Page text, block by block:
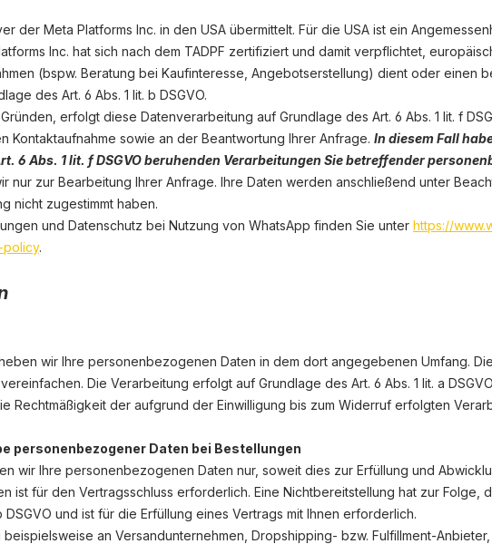
der Meta Platforms Inc. in den USA übermittelt. Für die USA ist ein
Inc. hat sich nach dem TADPF zertifiziert und damit verpflichtet,
(bspw. Beratung bei Kaufinteresse, Angebotserstellung) dient oder einen
des Art. 6 Abs. 1 lit. b DSGVO.
erfolgt diese Datenverarbeitung auf Grundlage des Art. 6 Abs. 1 lit. f
Kontaktaufnahme sowie an der Beantwortung Ihrer Anfrage. In diesem Fall
6 Abs. 1 lit. f DSGVO beruhenden Verarbeitungen Sie betreffender
nur zur Bearbeitung Ihrer Anfrage. Ihre Daten werden anschließend unter
nicht zugestimmt haben.
und Datenschutz bei Nutzung von WhatsApp finden Sie unter https://
policy.
wir Ihre personenbezogenen Daten in dem dort angegebenen Umfang.
Die Verarbeitung erfolgt auf Grundlage des Art. 6 Abs. 1 lit. a
Rechtmäßigkeit der aufgrund der Einwilligung bis zum Widerruf erfolgten
personenbezogener Daten bei Bestellungen
wir Ihre personenbezogenen Daten nur, soweit dies zur Erfüllung und
ist für den Vertragsschluss erforderlich. Eine Nichtbereitstellung hat zur
und ist für die Erfüllung eines Vertrags mit Ihnen erforderlich.
an Versandunternehmen, Dropshipping- bzw. Fulfillment-